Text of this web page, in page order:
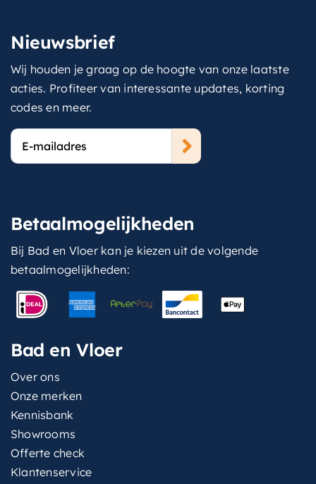
Nieuwsbrief
Wij houden je graag op de hoogte van onze laatste
acties. Profiteer van interessante updates, korting
codes en meer.
E-
mailadres
Betaalmogelijkheden
Bij Bad en Vloer kan je kiezen uit de volgende
betaalmogelijkheden:
Bad en Vloer
Over ons
Onze merken
Kennisbank
Showrooms
Offerte check
Klantenservice